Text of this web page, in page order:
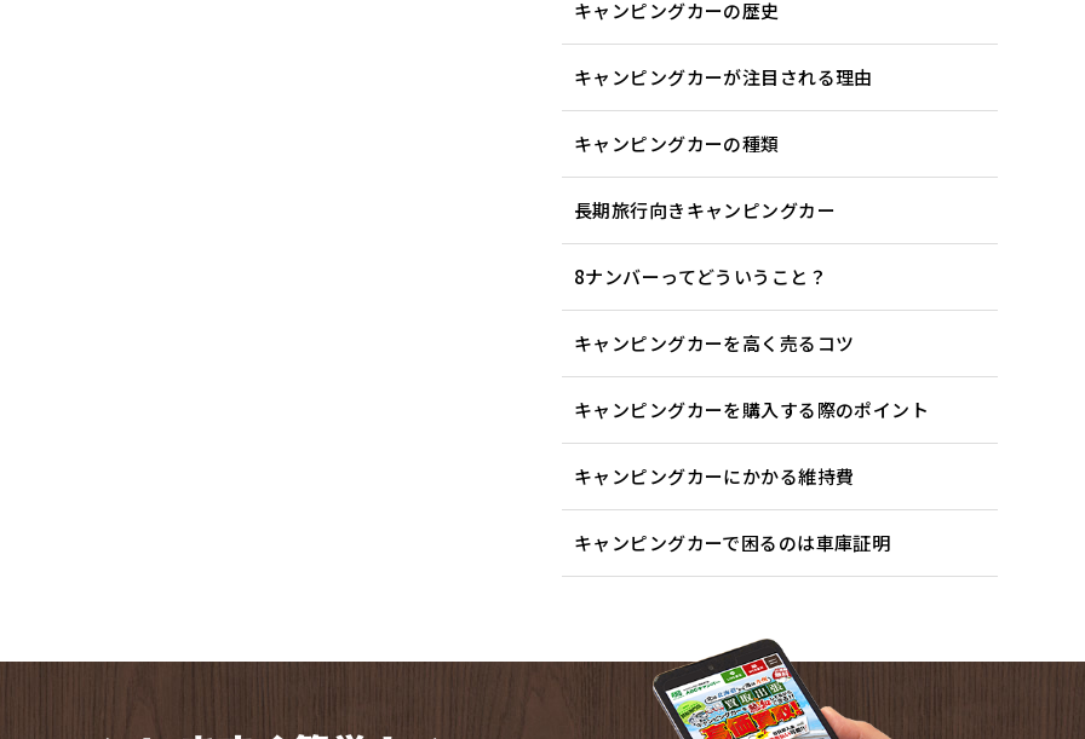
キャンピングカーの歴史
キャンピングカーが注目される理由
キャンピングカーの種類
長期旅行向きキャンピングカー
8ナンバーってどういうこと？
キャンピングカーを高く売るコツ
キャンピングカーを購入する際のポイント
キャンピングカーにかかる維持費
キャンピングカーで困るのは車庫証明